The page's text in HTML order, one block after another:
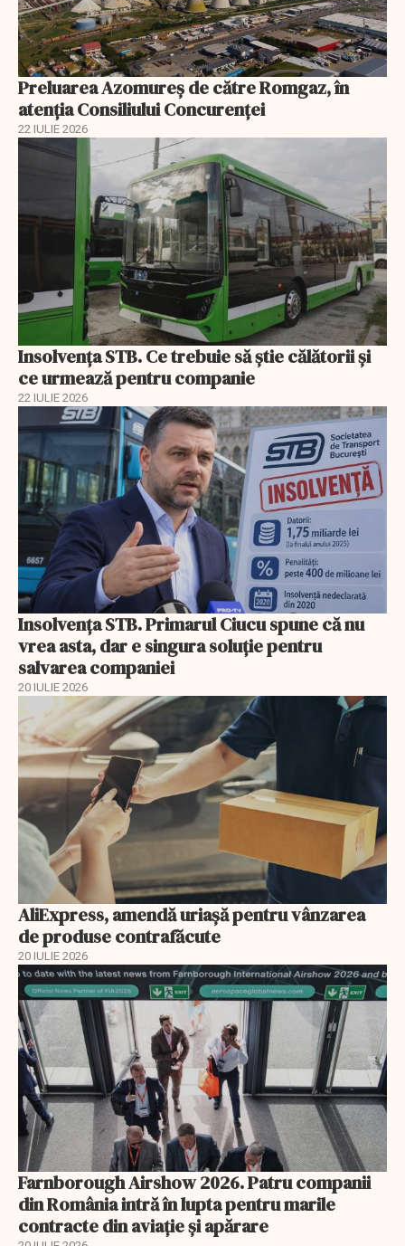
Preluarea Azomureş de către Romgaz, în
atenţia Consiliului Concurenţei
22 IULIE 2026
Insolvenţa STB. Ce trebuie să ştie călătorii şi
ce urmează pentru companie
22 IULIE 2026
Insolvenţa STB. Primarul Ciucu spune că nu
vrea asta, dar e singura soluţie pentru
salvarea companiei
20 IULIE 2026
AliExpress, amendă uriaşă pentru vânzarea
de produse contrafăcute
20 IULIE 2026
Farnborough Airshow 2026. Patru companii
din România intră în lupta pentru marile
contracte din aviație și apărare